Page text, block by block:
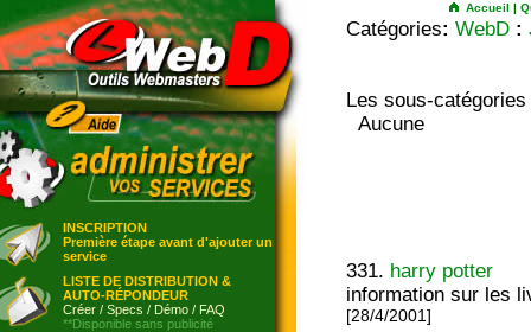
INSCRIPTION
Première étape avant d'ajouter un
service
LISTE DE DISTRIBUTION &
AUTO-RÉPONDEUR
Créer / Specs / Démo / FAQ
**Disponible sans publicité
Accueil |
Catégories: WebD :
Les sous-catégories
Aucune
331. harry potter
information sur les
[28/4/2001]